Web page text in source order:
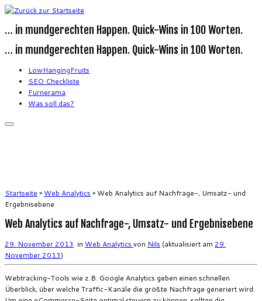
Zum
springen
… in mundgerechten Happen. Quick-Wins in 100 Worten.
… in mundgerechten Happen. Quick-Wins in 100 Worten.
LowHangingFruits
SEO Checkliste
Furnerama
Was soll das?
Startseite » Web Analytics » Web Analytics auf Nachfrage-, Umsatz- und
Ergebnisebene
Web Analytics auf Nachfrage-, Umsatz- und Ergebnisebene
29. November 2013 in Web Analytics von Nils (aktualisiert am 29.
November 2013)
Webtracking-Tools wie z.B. Google Analytics geben einen schnellen
Überblick, über welche Traffic-Kanäle die größte Nachfrage generiert wird.